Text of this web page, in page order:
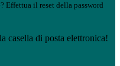
Effettua il reset della password
casella di posta elettronica!